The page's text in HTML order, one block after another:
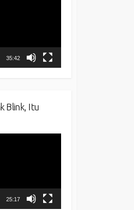
35:42
Blink, Itu
25:17